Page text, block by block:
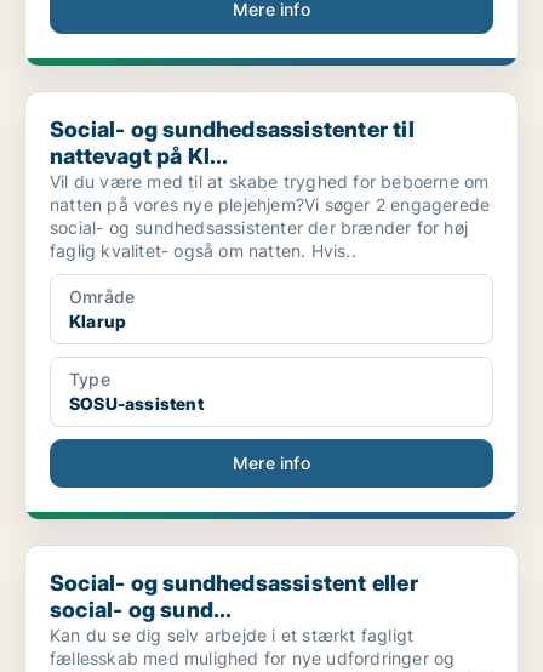
Mere info
Social- og sundhedsassistenter til nattevagt på Kl...
Social- og sundhedsassistenter til
nattevagt på Kl...
Vil du være med til at skabe tryghed for beboerne om
natten på vores nye plejehjem?Vi søger 2 engagerede
social- og sundhedsassistenter der brænder for høj
faglig kvalitet- også om natten. Hvis..
Område
Klarup
Type
SOSU-assistent
Mere info
Social- og sundhedsassistent eller social- og sund...
Social- og sundhedsassistent eller
social- og sund...
Kan du se dig selv arbejde i et stærkt fagligt
fællesskab med mulighed for nye udfordringer og